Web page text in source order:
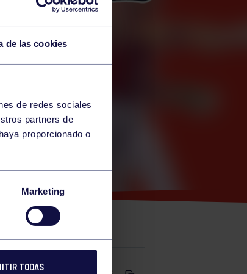
de las cookies
de redes sociales
partners de
proporcionado o
Marketing
TODAS